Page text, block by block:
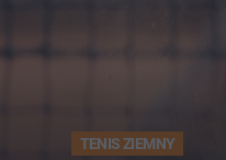
TENIS ZIEMNY